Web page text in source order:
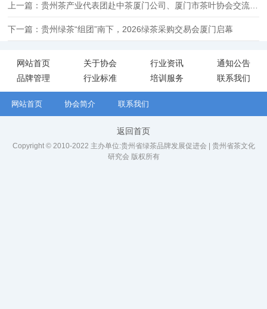
上一篇：贵州茶产业代表团赴中茶厦门公司、厦门市茶叶协会交流座谈共探黔闽茶业合作新路径
下一篇：贵州绿茶“组团”南下，2026绿茶采购交易会厦门启幕
网站首页 关于协会 行业资讯
通知公告
品牌管理
行业标准 培训服务 联系我们
网站首页 协会简介 联系我们
返回首页
Copyright © 2010-2022 主办单位:贵州省绿茶品牌发展促进会 | 贵州省茶文化
研究会 版权所有